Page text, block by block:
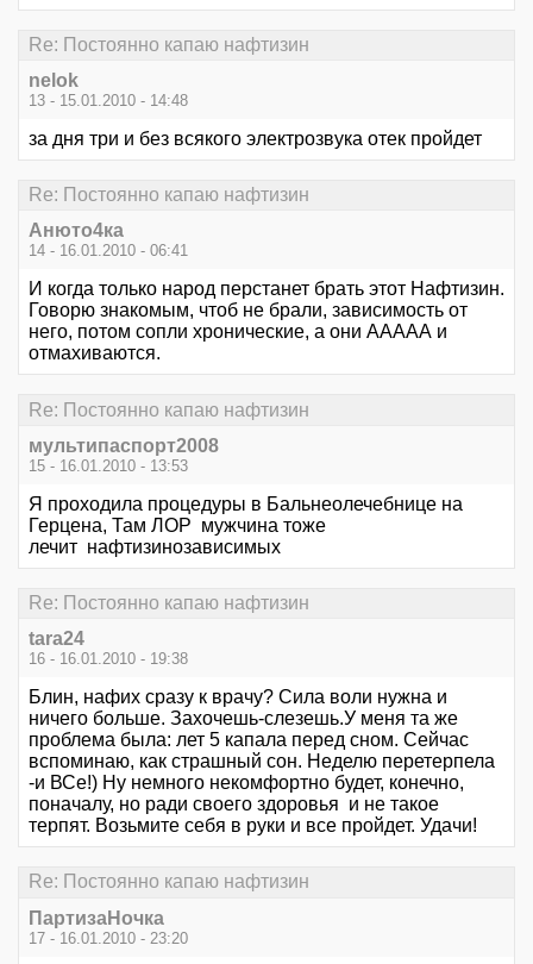
Re: Постоянно капаю нафтизин
nelok
13 - 15.01.2010 - 14:48
за дня три и без всякого электрозвука отек пройдет
Re: Постоянно капаю нафтизин
Анюто4ка
14 - 16.01.2010 - 06:41
И когда только народ перстанет брать этот Нафтизин.
Говорю знакомым, чтоб не брали, зависимость от
него, потом сопли хронические, а они ААААА и
отмахиваются.
Re: Постоянно капаю нафтизин
мультипаспорт2008
15 - 16.01.2010 - 13:53
Я проходила процедуры в Бальнеолечебнице на
Герцена, Там ЛОР мужчина тоже
лечит нафтизинозависимых
Re: Постоянно капаю нафтизин
tara24
16 - 16.01.2010 - 19:38
Блин, нафих сразу к врачу? Сила воли нужна и
ничего больше. Захочешь-слезешь.У меня та же
проблема была: лет 5 капала перед сном. Сейчас
вспоминаю, как страшный сон. Неделю перетерпела
-и ВСе!) Ну немного некомфортно будет, конечно,
поначалу, но ради своего здоровья и не такое
терпят. Возьмите себя в руки и все пройдет. Удачи!
Re: Постоянно капаю нафтизин
ПартизаНочка
17 - 16.01.2010 - 23:20